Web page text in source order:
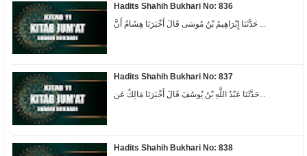
Hadits Shahih Bukhari No: 836
Hadits Shahih Bukhari No: 837
حَدَّثَنَا عَبْدُ اللَّهِ بْنُ يُوسُفَ قَالَ أَخْبَرَنَا مَالِكٌ عَن...
Hadits Shahih Bukhari No: 838